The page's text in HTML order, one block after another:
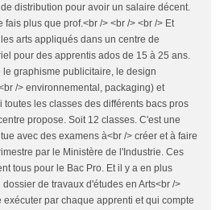
distribution pour avoir un salaire décent.
fais plus que prof.<br /> <br /> <br /> Et
arts appliqués dans un centre de
pour des apprentis ados de 15 à 25 ans.
graphisme publicitaire, le design
/> environnemental, packaging) et
toutes les classes des différents bacs pros
propose. Soit 12 classes. C'est une
avec des examens à<br /> créer et à faire
par le Ministère de l'Industrie. Ces
tous pour le Bac Pro. Et il y a en plus
de travaux d'études en Arts<br />
exécuter par chaque apprenti et qui compte